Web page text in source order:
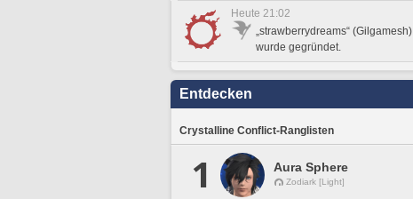
Heute 21:02
„strawberrydreams“ (Gilgamesh)
wurde gegründet.
Entdecken
Crystalline Conflict-Ranglisten
1 Aura Sphere
Zodiark [Light]